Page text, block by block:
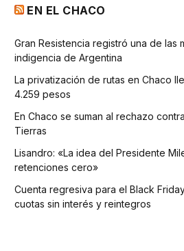
EN EL CHACO
Gran Resistencia registró una de las
indigencia de Argentina
La privatización de rutas en Chaco
4.259 pesos
En Chaco se suman al rechazo
Tierras
Lisandro: «La idea del Presidente
retenciones cero»
Cuenta regresiva para el Black
cuotas sin interés y reintegros